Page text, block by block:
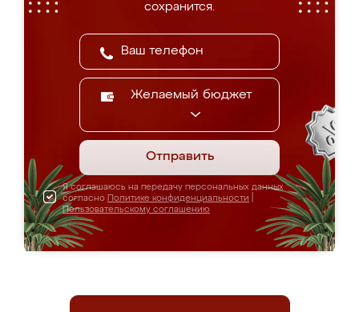
сохранится.
Желаемый бюджет
Отправить
Я соглашаюсь на передачу персональных данных
согласно Политике конфиденциальности
Пользовательскому соглашению